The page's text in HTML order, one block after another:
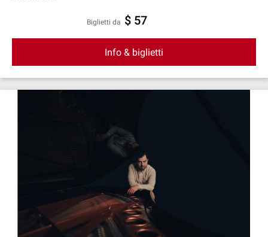
Biglietti da $ 57
Info & biglietti